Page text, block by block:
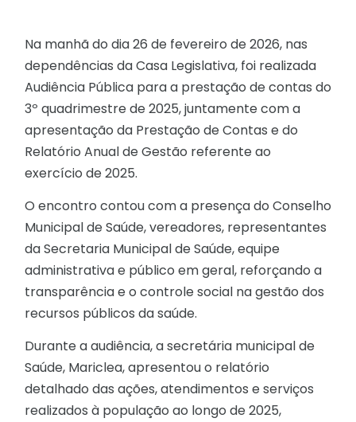
Na manhã do dia 26 de fevereiro de 2026, nas
dependências da Casa Legislativa, foi realizada
Audiência Pública para a prestação de contas do
3º quadrimestre de 2025, juntamente com a
apresentação da Prestação de Contas e do
Relatório Anual de Gestão referente ao
exercício de 2025.
O encontro contou com a presença do Conselho
Municipal de Saúde, vereadores, representantes
da Secretaria Municipal de Saúde, equipe
administrativa e público em geral, reforçando a
transparência e o controle social na gestão dos
recursos públicos da saúde.
Durante a audiência, a secretária municipal de
Saúde, Mariclea, apresentou o relatório
detalhado das ações, atendimentos e serviços
realizados à população ao longo de 2025,